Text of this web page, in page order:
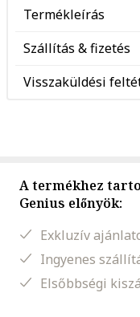
Termékleírás
Szállítás & fizetés
Visszaküldési
A termékhez
Genius előnyök:
Exkluzív
Ingyenes
Elsőbbségi